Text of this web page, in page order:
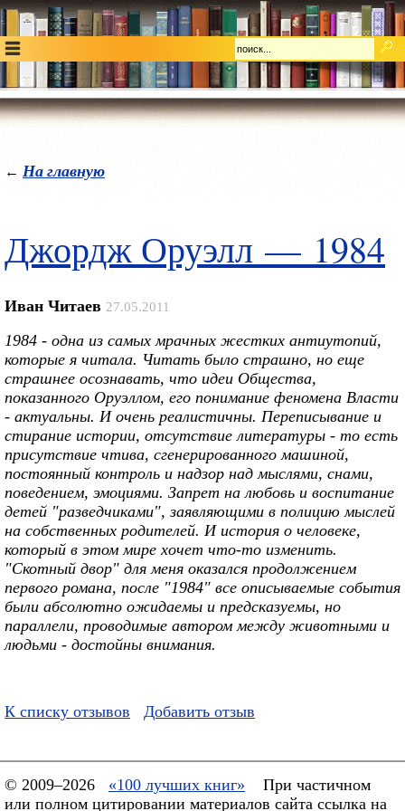
← На главную
Джордж Оруэлл — 1984
Иван Читаев 27.05.2011
1984 - одна из самых мрачных жестких антиутопий,
которые я читала. Читать было страшно, но еще
страшнее осознавать, что идеи Общества,
показанного Оруэллом, его понимание феномена Власти
- актуальны. И очень реалистичны. Переписывание и
стирание истории, отсутствие литературы - то есть
присутствие чтива, сгенерированного машиной,
постоянный контроль и надзор над мыслями, снами,
поведением, эмоциями. Запрет на любовь и воспитание
детей "разведчиками", заявляющими в полицию мыслей
на собственных родителей. И история о человеке,
который в этом мире хочет что-то изменить.
"Скотный двор" для меня оказался продолжением
первого романа, после "1984" все описываемые события
были абсолютно ожидаемы и предсказуемы, но
параллели, проводимые автором между животными и
людьми - достойны внимания.
К списку отзывов Добавить отзыв
© 2009–2026 «100 лучших книг»
При частичном
или полном цитировании материалов сайта ссылка на